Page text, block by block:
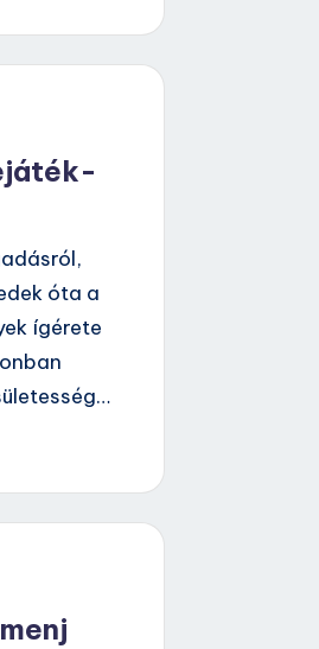
óta a
ígérete